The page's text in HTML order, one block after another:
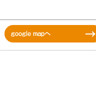
google mapへ